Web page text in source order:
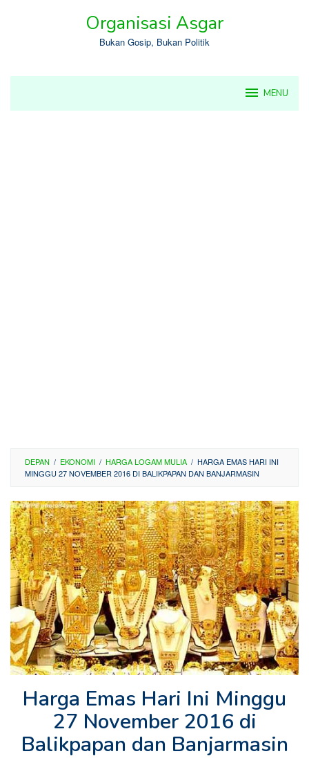
Organisasi Asgar
Bukan Gosip, Bukan Politik
MENU
DEPAN / EKONOMI / HARGA LOGAM MULIA / HARGA EMAS HARI INI
MINGGU 27 NOVEMBER 2016 DI BALIKPAPAN DAN BANJARMASIN
Harga Emas Hari Ini Minggu
27 November 2016 di
Balikpapan dan Banjarmasin